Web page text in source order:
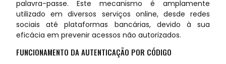
palavra-passe. Este mecanismo é amplamente
utilizado em diversos serviços online, desde redes
sociais até plataformas bancárias, devido à sua
eficácia em prevenir acessos não autorizados.
FUNCIONAMENTO DA AUTENTICAÇÃO POR CÓDIGO